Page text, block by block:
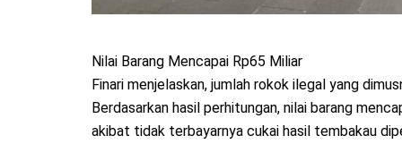
Nilai Barang Mencapai Rp65 Miliar
Finari menjelaskan, jumlah rokok ilegal yang
Berdasarkan hasil perhitungan, nilai barang
akibat tidak terbayarnya cukai hasil tembakau